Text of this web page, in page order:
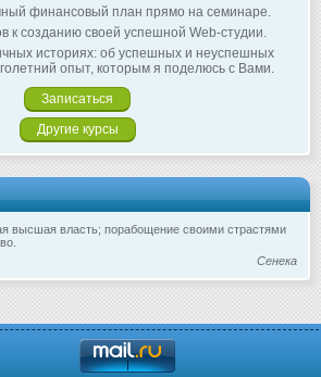
финансовый план прямо на семинаре.
к созданию своей успешной Web-студии.
историях: об успешных и неуспешных
опыт, которым я поделюсь с Вами.
Записаться
Другие курсы
высшая власть; порабощение своими страстями
Сенека